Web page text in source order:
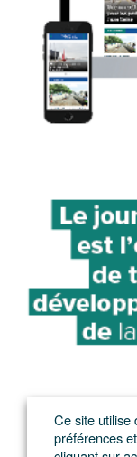
Ce site utilise
préférences